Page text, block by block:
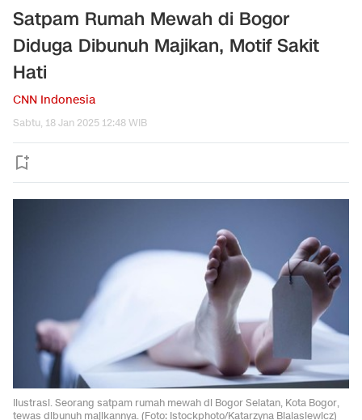
Satpam Rumah Mewah di Bogor
Diduga Dibunuh Majikan, Motif Sakit
Hati
CNN Indonesia
Sabtu, 18 Jan 2025 12:48 WIB
Ilustrasi. Seorang satpam rumah mewah di Bogor Selatan, Kota Bogor,
tewas dibunuh majikannya. (Foto: Istockphoto/Katarzyna Bialasiewicz)